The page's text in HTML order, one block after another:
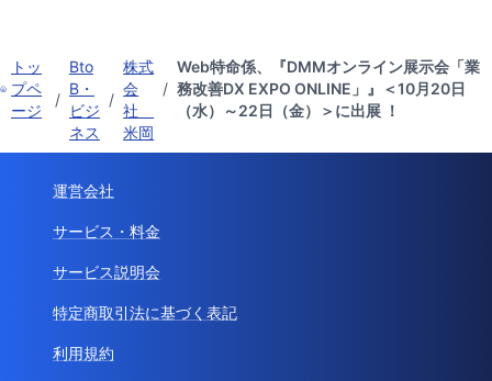
トッ
プペ
ージ
/
Bto
B・
ビジ
ネス
/
株式
会
社
米岡
/
Web特命係、『DMMオンライン展示会「業
務改善DX EXPO ONLINE」』＜10月20日
（水）～22日（金）＞に出展 ！
運営会社
サービス・料金
サービス説明会
特定商取引法に基づく表記
利用規約